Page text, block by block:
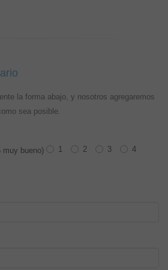
la forma abajo, y nosotros agregaremos
sea posible.
muy bueno) 1 2 3
4